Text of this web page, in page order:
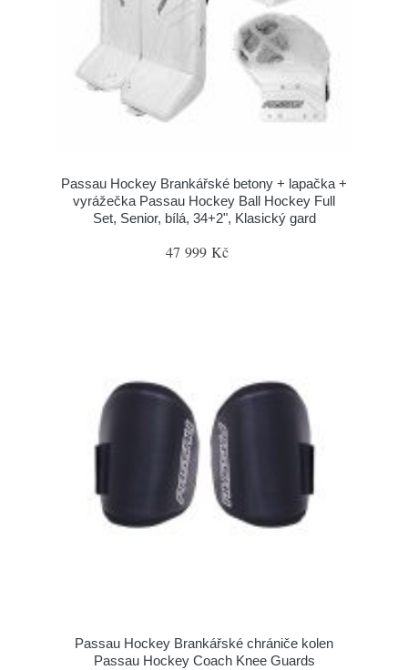
Passau Hockey Brankářské betony + lapačka +
vyrážečka Passau Hockey Ball Hockey Full
Set, Senior, bílá, 34+2", Klasický gard
47 999 Kč
Passau Hockey Brankářské chrániče kolen
Passau Hockey Coach Knee Guards